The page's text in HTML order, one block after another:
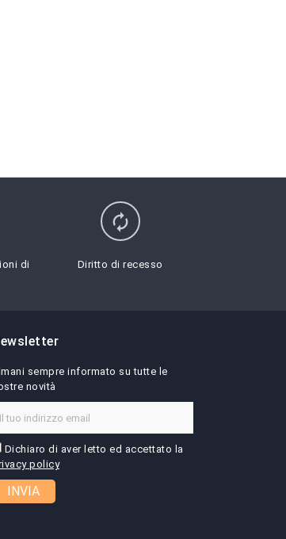
di
autorenew
Diritto di recesso
sempre informato su tutte le
novità
Dichiaro di aver letto ed accettato la
policy
INVIA